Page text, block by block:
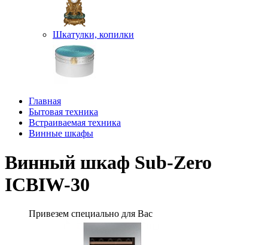
Шкатулки, копилки
Главная
Бытовая техника
Встраиваемая техника
Винные шкафы
Винный шкаф Sub-Zero
ICBIW-30
Привезем специально для Вас